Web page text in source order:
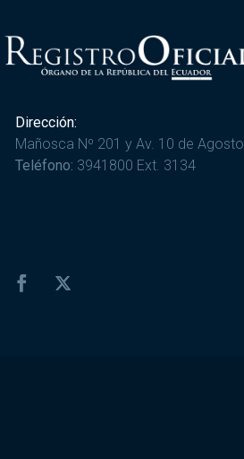
Dirección:
Mañosca Nº 201 y Av. 10 de Agosto
Teléfono: 3941800 Ext. 3134